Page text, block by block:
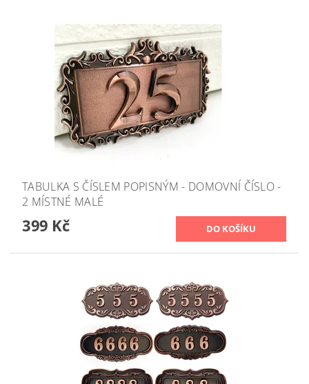
TABULKA S ČÍSLEM POPISNÝM - DOMOVNÍ ČÍSLO -
2 MÍSTNÉ MALÉ
399 Kč